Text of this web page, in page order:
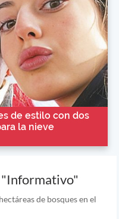
de estilo con dos
la nieve
de bosques en el